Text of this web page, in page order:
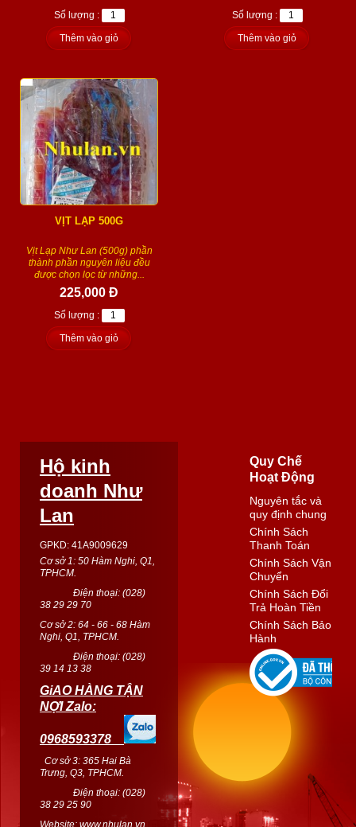
Số lượng :
Thêm vào giỏ
Số lượng :
Thêm vào giỏ
VỊT LẠP 500G
Vịt Lạp Như Lan (500g) phần
thành phần nguyên liệu đều
được chọn lọc từ những...
225,000 Đ
Số lượng :
Thêm vào giỏ
Hộ kinh
doanh Như
Lan
GPKD: 41A9009629
Cơ sở 1: 50 Hàm Nghi, Q1,
TPHCM.
Điện thoại: (028)
38 29 29 70
Cơ sở 2: 64 - 66 - 68 Hàm
Nghi, Q1, TPHCM.
Điện thoại: (028)
39 14 13 38
GiAO HÀNG TẬN
NỢI Zalo:
0968593378
Cơ sở 3: 365 Hai Bà
Trưng, Q3, TPHCM.
Điện thoại: (028)
38 29 25 90
Quy Chế
Hoạt Động
Nguyên tắc và
quy định chung
Chính Sách
Thanh Toán
Chính Sách Vận
Chuyển
Chính Sách Đổi
Trả Hoàn Tiền
Chính Sách Bảo
Hành